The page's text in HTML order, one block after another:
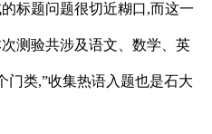
题问题很切近糊口,而这一
测验共涉及语文、数学、英
门类,”收集热语入题也是石大